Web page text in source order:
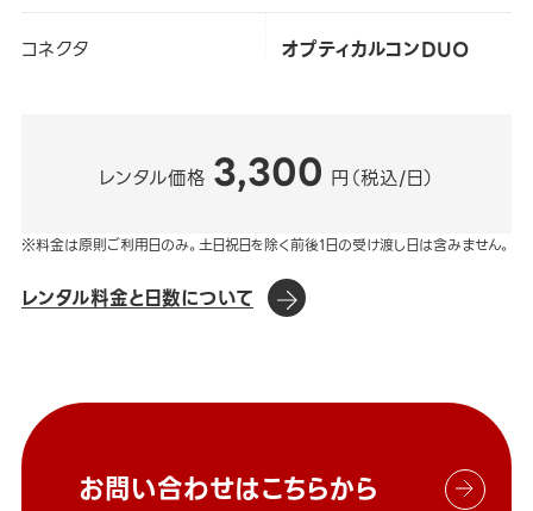
コネクタ オプティカルコンDUO
レンタル価格 3,300 円（税込/日）
※料金は原則ご利用日のみ。土日祝日を除く前後1日の受け渡し日は含みません。
レンタル料金と日数について
お問い合わせはこちらから